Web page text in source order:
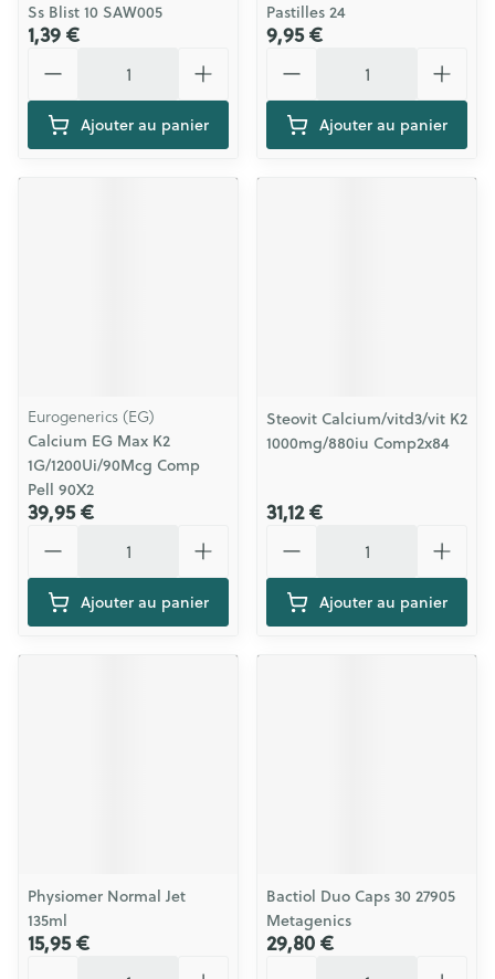
Ss Blist 10 SAW005
1,39 €
Ajouter au panier
Pastilles 24
9,95 €
Ajouter au panier
Eurogenerics (EG)
Calcium EG Max K2
1G/1200Ui/90Mcg Comp
Pell 90X2
39,95 €
Ajouter au panier
Steovit Calcium/vitd3/vit K2
1000mg/880iu Comp2x84
31,12 €
Ajouter au panier
Physiomer Normal Jet
135ml
15,95 €
Bactiol Duo Caps 30 27905
Metagenics
29,80 €